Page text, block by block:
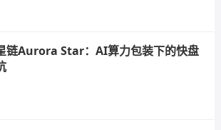
链Aurora Star：AI算力包装下的快盘